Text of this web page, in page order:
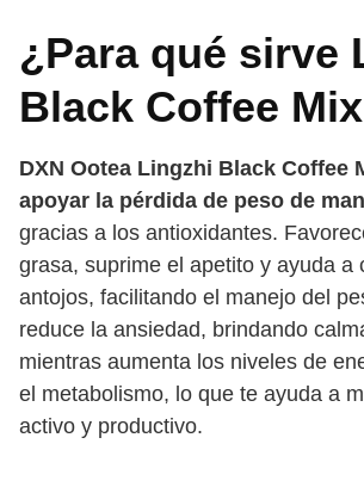
¿Para qué sirve
Black Coffee
DXN Ootea Lingzhi Black Coffee
apoyar la pérdida de peso de
gracias a los antioxidantes.
grasa, suprime el apetito y ayuda a
antojos, facilitando el manejo del
reduce la ansiedad, brindando
mientras aumenta los niveles de
el metabolismo, lo que te ayuda a
activo y productivo.